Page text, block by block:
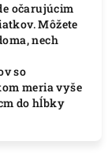
očarujúcim
Môžete
nech
so
meria vyše
do hĺbky